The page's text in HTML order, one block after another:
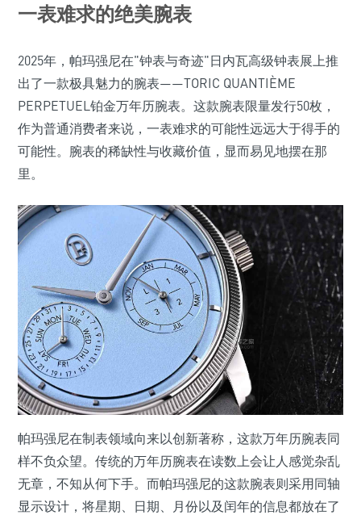
一表难求的绝美腕表
2025年，帕玛强尼在"钟表与奇迹"日内瓦高级钟表展上推
出了一款极具魅力的腕表——TORIC QUANTIÈME
PERPETUEL铂金万年历腕表。这款腕表限量发行50枚，
作为普通消费者来说，一表难求的可能性远远大于得手的
可能性。腕表的稀缺性与收藏价值，显而易见地摆在那
里。
帕玛强尼在制表领域向来以创新著称，这款万年历腕表同
样不负众望。传统的万年历腕表在读数上会让人感觉杂乱
无章，不知从何下手。而帕玛强尼的这款腕表则采用同轴
显示设计，将星期、日期、月份以及闰年的信息都放在了